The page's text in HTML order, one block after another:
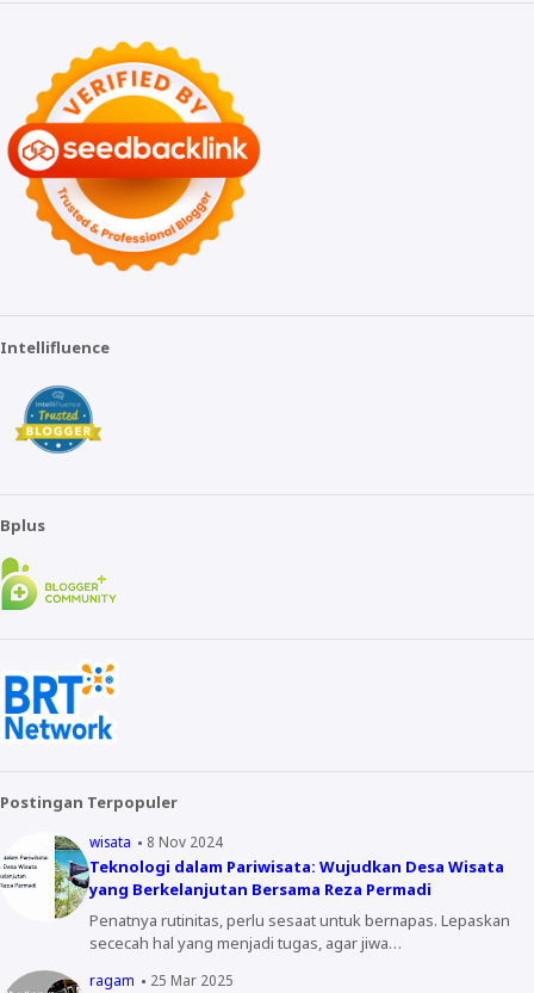
Intellifluence
Bplus
Postingan Terpopuler
wisata 8 Nov 2024
Teknologi dalam Pariwisata: Wujudkan Desa Wisata
yang Berkelanjutan Bersama Reza Permadi
Penatnya rutinitas, perlu sesaat untuk bernapas. Lepaskan
sececah hal yang menjadi tugas, agar jiwa…
ragam 25 Mar 2025